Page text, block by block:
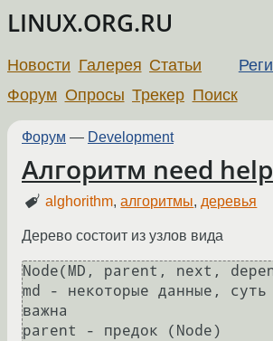
LINUX.ORG.RU
Новости Галерея Статьи
Форум Опросы Трекер Поиск
Форум — Development
Алгоритм need help
alghorithm,алгоритмы,деревья
Дерево состоит из узлов вида
Node(MD, parent, next,
md - некоторые данные,
важна
parent - предок (Node)